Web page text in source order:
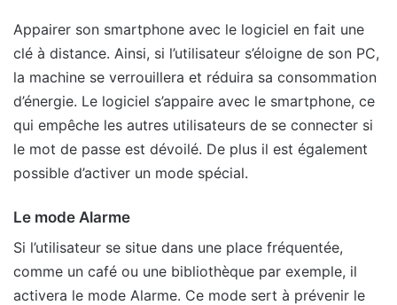
Appairer son smartphone avec le logiciel en fait une
clé à distance. Ainsi, si l’utilisateur s’éloigne de son PC,
la machine se verrouillera et réduira sa consommation
d’énergie. Le logiciel s’appaire avec le smartphone, ce
qui empêche les autres utilisateurs de se connecter si
le mot de passe est dévoilé. De plus il est également
possible d’activer un mode spécial.
Le mode Alarme
Si l’utilisateur se situe dans une place fréquentée,
comme un café ou une bibliothèque par exemple, il
activera le mode Alarme. Ce mode sert à prévenir le